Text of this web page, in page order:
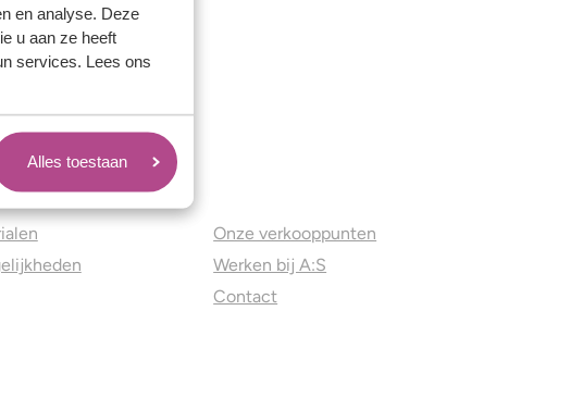
en analyse. Deze
u aan ze heeft
services. Lees ons
Alles toestaan
Onze verkooppunten
Werken bij A:S
Contact